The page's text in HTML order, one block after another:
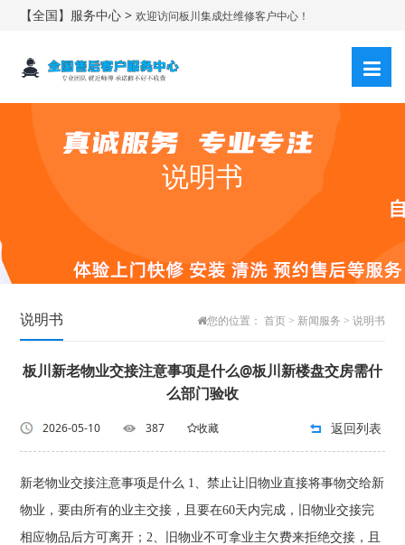
【全国】服务中心 >欢迎访问板川集成灶维修客户中心！
说明书
说明书 您的位置： 首页> 新闻服务 > 说明书
板川新老物业交接注意事项是什么@板川新楼盘交房需什
么部门验收
2026-05-10 387 收藏 返回列表
新老物业交接注意事项是什么 1、禁止让旧物业直接将事物交给新
物业，要由所有的业主交接，且要在60天内完成，旧物业交接完
相应物品后方可离开；2、旧物业不可拿业主欠费来拒绝交接，且